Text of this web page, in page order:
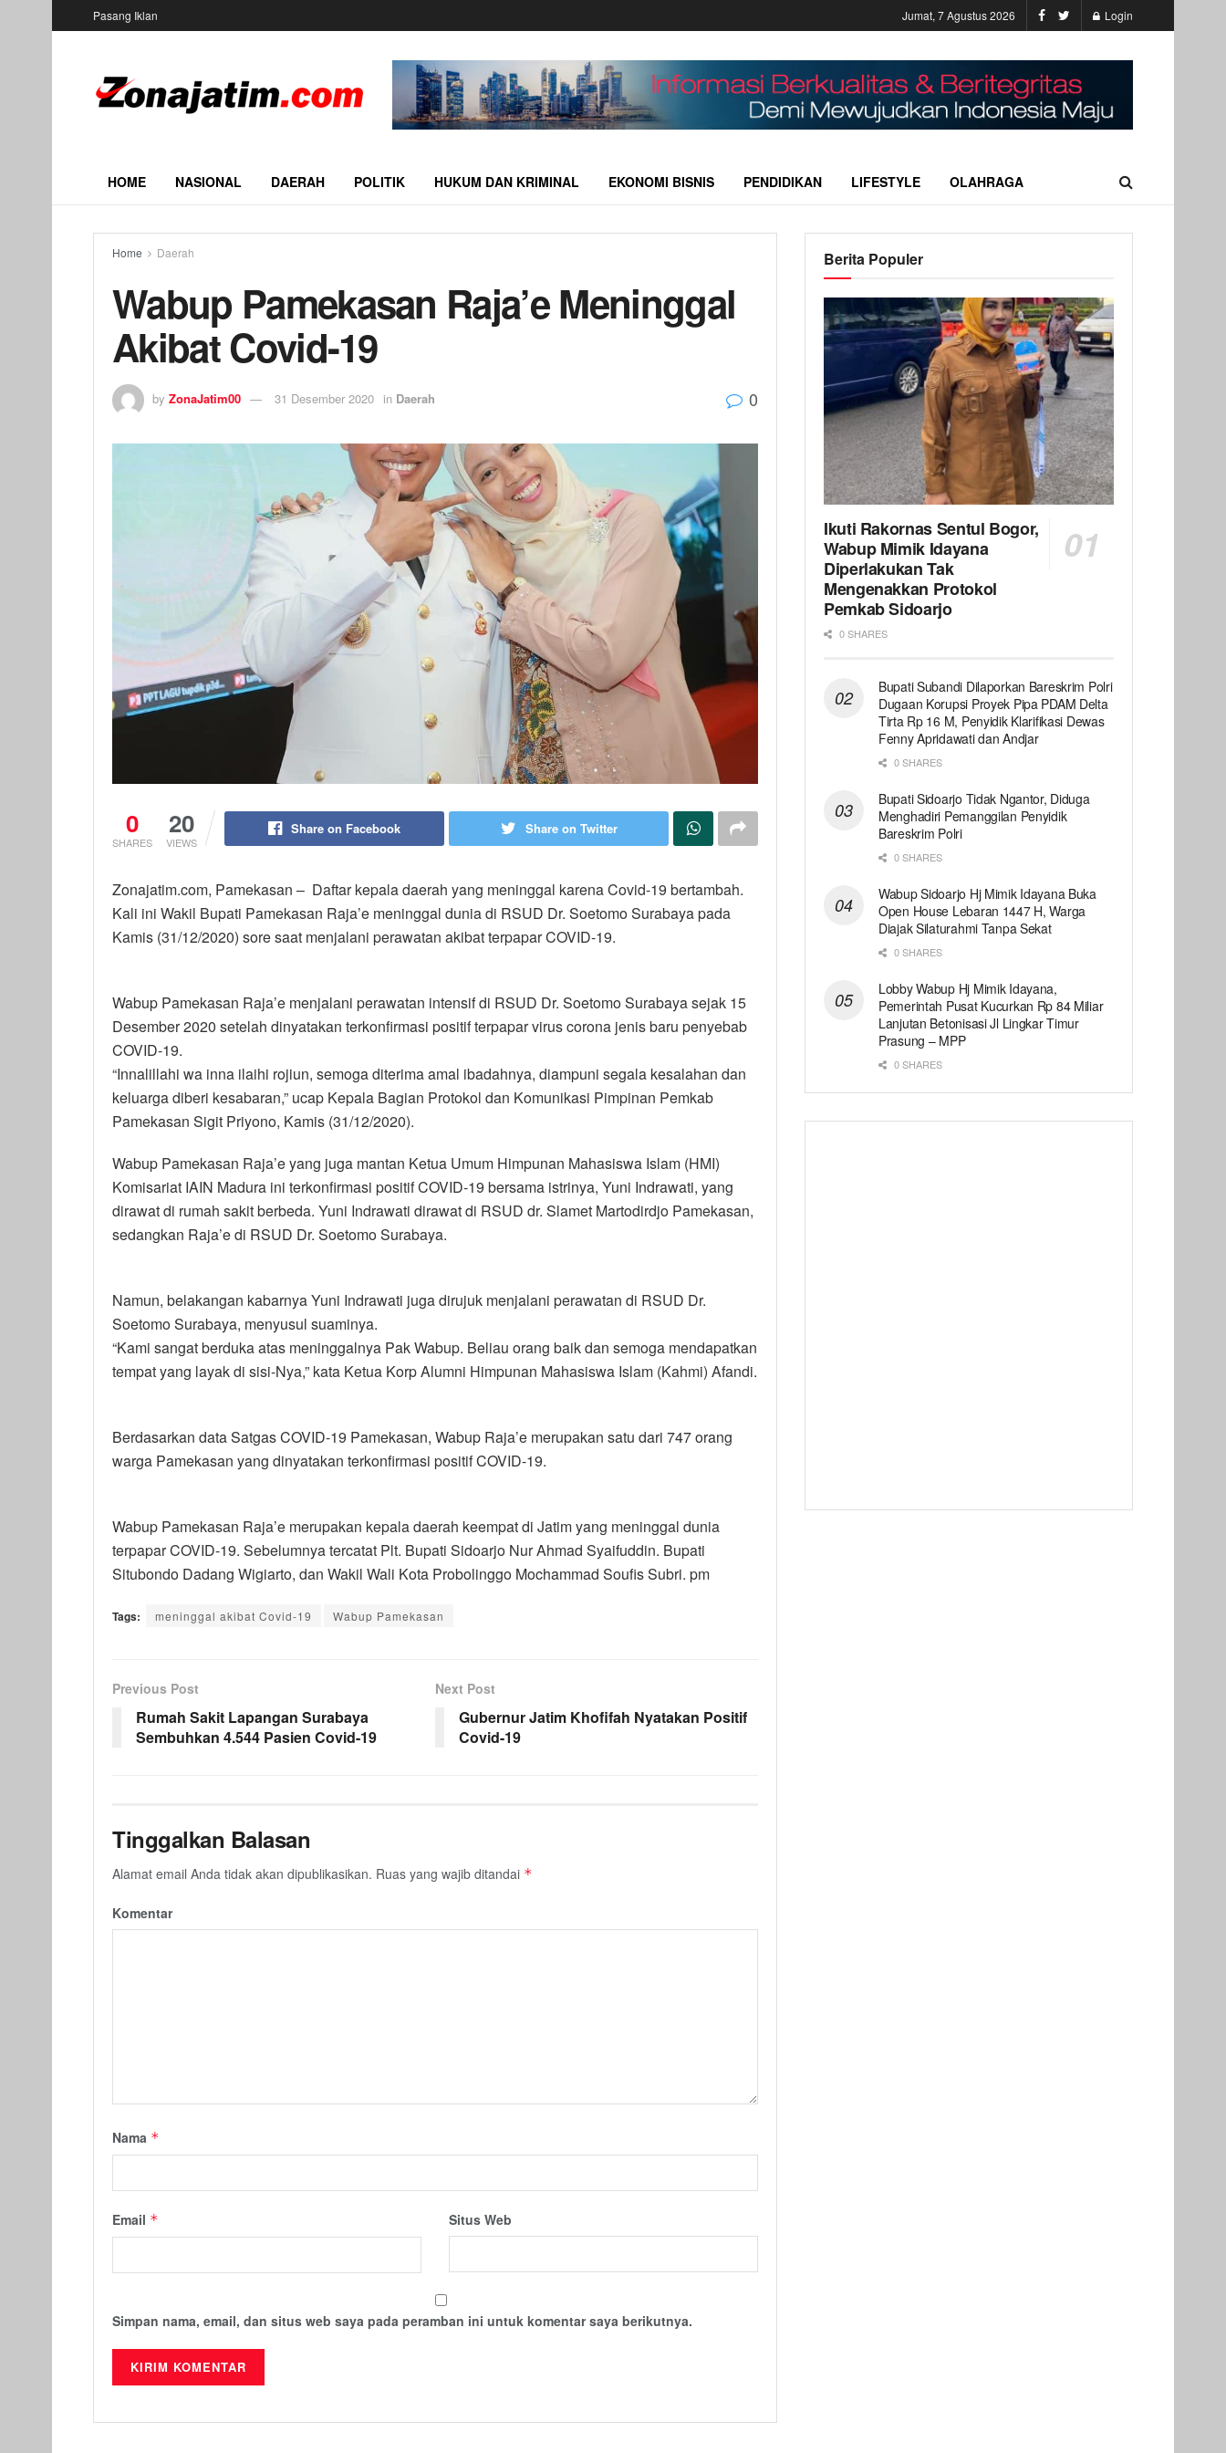
Pasang Iklan Jumat, 7 Agustus 2026 Login
HOME NASIONAL DAERAH POLITIK HUKUM DAN KRIMINAL EKONOMI BISNIS PENDIDIKAN LIFESTYLE OLAHRAGA
Home Daerah
Wabup Pamekasan Raja’e Meninggal
Akibat Covid-19
by ZonaJatim00 31 Desember 2020 in Daerah 0
0
SHARES
20
VIEWS
Share on Facebook Share on Twitter
Zonajatim.com, Pamekasan – Daftar kepala daerah yang meninggal karena Covid-19 bertambah.
Kali ini Wakil Bupati Pamekasan Raja’e meninggal dunia di RSUD Dr. Soetomo Surabaya pada
Kamis (31/12/2020) sore saat menjalani perawatan akibat terpapar COVID-19.
Wabup Pamekasan Raja’e menjalani perawatan intensif di RSUD Dr. Soetomo Surabaya sejak 15
Desember 2020 setelah dinyatakan terkonfirmasi positif terpapar virus corona jenis baru penyebab
COVID-19.
“Innalillahi wa inna ilaihi rojiun, semoga diterima amal ibadahnya, diampuni segala kesalahan dan
keluarga diberi kesabaran,” ucap Kepala Bagian Protokol dan Komunikasi Pimpinan Pemkab
Pamekasan Sigit Priyono, Kamis (31/12/2020).
Wabup Pamekasan Raja’e yang juga mantan Ketua Umum Himpunan Mahasiswa Islam (HMI)
Komisariat IAIN Madura ini terkonfirmasi positif COVID-19 bersama istrinya, Yuni Indrawati, yang
dirawat di rumah sakit berbeda. Yuni Indrawati dirawat di RSUD dr. Slamet Martodirdjo Pamekasan,
sedangkan Raja’e di RSUD Dr. Soetomo Surabaya.
Namun, belakangan kabarnya Yuni Indrawati juga dirujuk menjalani perawatan di RSUD Dr.
Soetomo Surabaya, menyusul suaminya.
“Kami sangat berduka atas meninggalnya Pak Wabup. Beliau orang baik dan semoga mendapatkan
tempat yang layak di sisi-Nya,” kata Ketua Korp Alumni Himpunan Mahasiswa Islam (Kahmi) Afandi.
Berdasarkan data Satgas COVID-19 Pamekasan, Wabup Raja’e merupakan satu dari 747 orang
warga Pamekasan yang dinyatakan terkonfirmasi positif COVID-19.
Wabup Pamekasan Raja’e merupakan kepala daerah keempat di Jatim yang meninggal dunia
terpapar COVID-19. Sebelumnya tercatat Plt. Bupati Sidoarjo Nur Ahmad Syaifuddin. Bupati
Situbondo Dadang Wigiarto, dan Wakil Wali Kota Probolinggo Mochammad Soufis Subri. pm
Tags: meninggal akibat Covid-19 Wabup Pamekasan
Previous Post
Rumah Sakit Lapangan Surabaya
Sembuhkan 4.544 Pasien Covid-19
Next Post
Gubernur Jatim Khofifah Nyatakan Positif
Covid-19
Tinggalkan Balasan
Alamat email Anda tidak akan dipublikasikan. Ruas yang wajib ditandai *
Komentar
Nama *
Email * Situs Web
Simpan nama, email, dan situs web saya pada peramban ini untuk komentar saya berikutnya.
Berita Populer
Ikuti Rakornas Sentul Bogor,
Wabup Mimik Idayana
Diperlakukan Tak
Mengenakkan Protokol
Pemkab Sidoarjo
0 SHARES
Bupati Subandi Dilaporkan Bareskrim Polri
Dugaan Korupsi Proyek Pipa PDAM Delta
Tirta Rp 16 M, Penyidik Klarifikasi Dewas
Fenny Apridawati dan Andjar
0 SHARES
Bupati Sidoarjo Tidak Ngantor, Diduga
Menghadiri Pemanggilan Penyidik
Bareskrim Polri
0 SHARES
Wabup Sidoarjo Hj Mimik Idayana Buka
Open House Lebaran 1447 H, Warga
Diajak Silaturahmi Tanpa Sekat
0 SHARES
Lobby Wabup Hj Mimik Idayana,
Pemerintah Pusat Kucurkan Rp 84 Miliar
Lanjutan Betonisasi Jl Lingkar Timur
Prasung – MPP
0 SHARES